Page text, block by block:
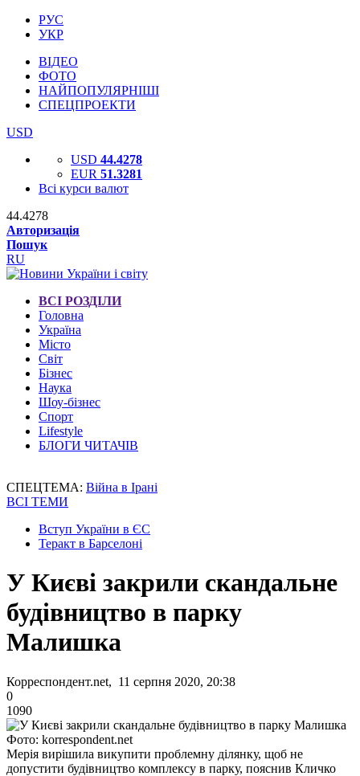
РУС
УКР
ВІДЕО
ФОТО
НАЙПОПУЛЯРНІШІ
СПЕЦПРОЕКТИ
USD
USD 44.4278
EUR 51.3281
Всі курси валют
44.4278
Авторизація
Пошук
RU
ВСІ РОЗДІЛИ
Головна
Україна
Місто
Світ
Бізнес
Наука
Шоу-бізнес
Спорт
Lifestyle
БЛОГИ ЧИТАЧІВ
СПЕЦТЕМА: Війна в Ірані
ВСІ ТЕМИ
Вступ України в ЄС
Теракт в Барселоні
У Києві закрили скандальне
будівництво в парку
Малишка
Корреспондент.net, 11 серпня 2020, 20:38
0
1090
Фото: korrespondent.net
Мерія вирішила викупити проблемну ділянку, щоб не
допустити будівництво комплексу в парку, пояснив Кличко